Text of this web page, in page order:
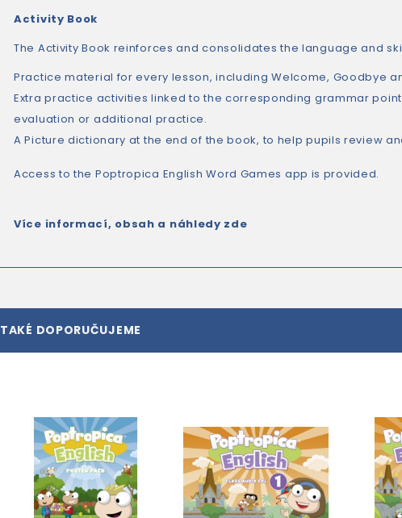
Activity Book
The Activity Book reinforces and consolidates the language and
Practice material for every lesson, including Welcome, Goodbye
Extra practice activities linked to the corresponding grammar
evaluation or additional practice.
A Picture dictionary at the end of the book, to help pupils review
Access to the Poptropica English Word Games app is provided.
Více informací, obsah a náhledy zde
TAKÉ DOPORUČUJEME